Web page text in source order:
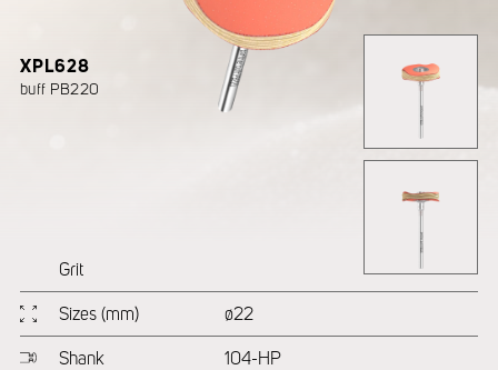
XPL628
buff PB220
Grit
Sizes (mm) ø22
Shank 104-HP